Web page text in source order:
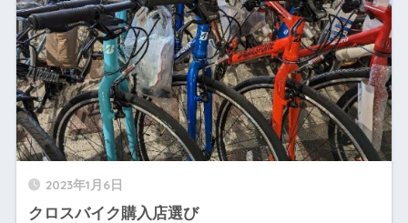
2023年1月6日
クロスバイク購入店選び